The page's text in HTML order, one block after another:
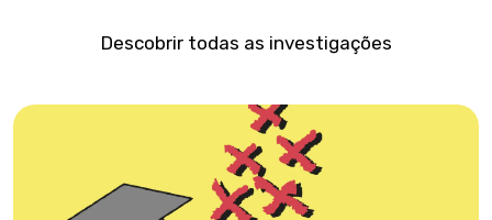
Descobrir todas as investigações